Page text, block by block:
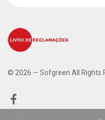
© 2026 — Sofgreen All Rights